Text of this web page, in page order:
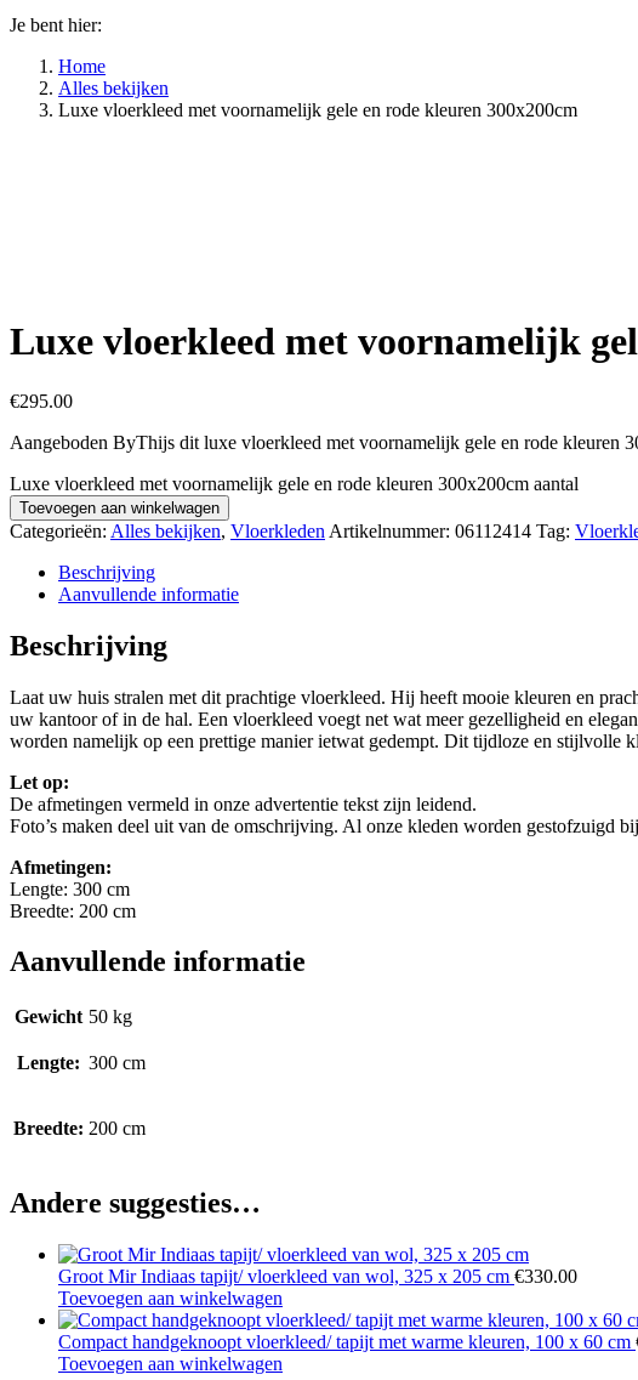
Je bent hier:
Home
Alles bekijken
Luxe vloerkleed met voornamelijk gele en rode kleuren 300x200cm
Luxe vloerkleed met voornamelijk
€295.00
Aangeboden ByThijs dit luxe vloerkleed met voornamelijk gele en rode kleuren
Luxe vloerkleed met voornamelijk gele en rode kleuren 300x200cm aantal
Toevoegen aan winkelwagen
Categorieën: Alles bekijken, Vloerkleden Artikelnummer: 06112414 Tag:
Beschrijving
Aanvullende informatie
Beschrijving
Laat uw huis stralen met dit prachtige vloerkleed. Hij heeft mooie kleuren en
uw kantoor of in de hal. Een vloerkleed voegt net wat meer gezelligheid en
worden namelijk op een prettige manier ietwat gedempt. Dit tijdloze en stijlvolle
Let op:
De afmetingen vermeld in onze advertentie tekst zijn leidend.
Foto’s maken deel uit van de omschrijving. Al onze kleden worden gestofzuigd
Afmetingen:
Lengte: 300 cm
Breedte: 200 cm
Aanvullende informatie
Gewicht 50 kg
Lengte: 300 cm
Breedte: 200 cm
Andere suggesties…
Groot Mir Indiaas tapijt/ vloerkleed van wol, 325 x 205 cm €330.00
Toevoegen aan winkelwagen
Compact handgeknoopt vloerkleed/ tapijt met warme kleuren, 100 x 60 cm
Toevoegen aan winkelwagen